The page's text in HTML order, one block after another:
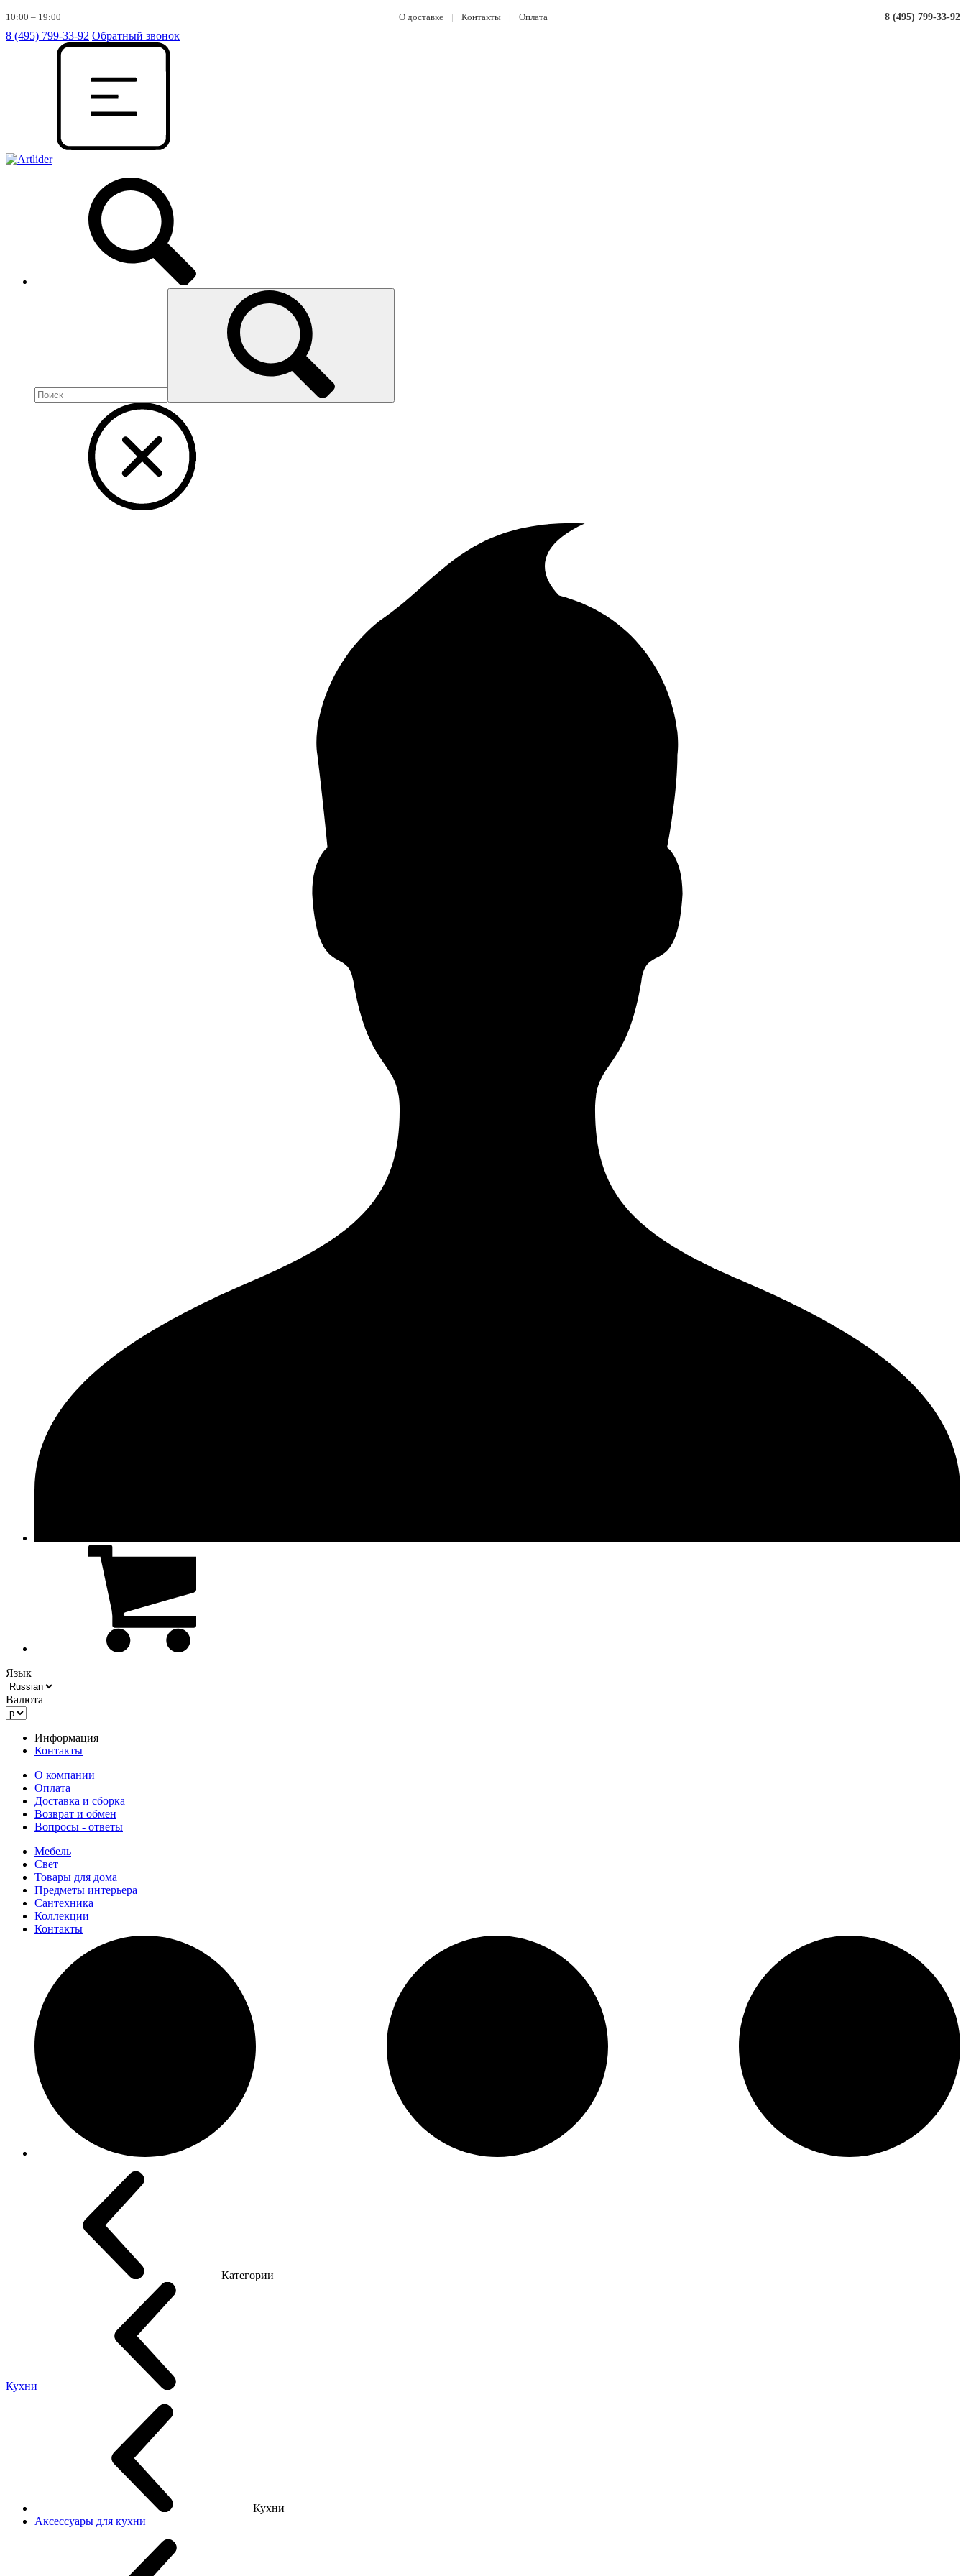
10:00 – 19:00 О доставке | Контакты | Оплата 8 (495) 799-33-92
8 (495) 799-33-92 Обратный звонок
Язык
Валюта
Информация
Контакты
О компании
Оплата
Доставка и сборка
Возврат и обмен
Вопросы - ответы
Мебель
Свет
Товары для дома
Предметы интерьера
Сантехника
Коллекции
Контакты
Категории
Кухни
Кухни
Аксессуары для кухни